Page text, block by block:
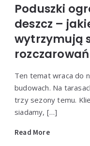
Poduszki
deszcz –
wytrzymują
rozczarowań
Ten temat wraca do
budowach. Na
trzy sezony temu.
siadamy, […]
Read More